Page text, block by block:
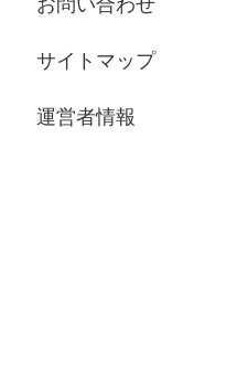
お問い合わせ
サイトマップ
運営者情報